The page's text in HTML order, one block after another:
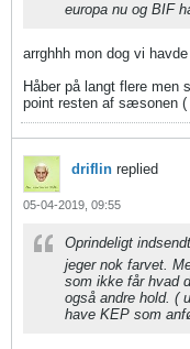
europa nu og BIF
arrghhh mon dog vi
Håber på langt flere men
point resten af sæsonen
driflin replied
05-04-2019, 09:55
Oprindeligt
jeger nok farvet.
som ikke får hvad
også andre hold. (
have KEP som